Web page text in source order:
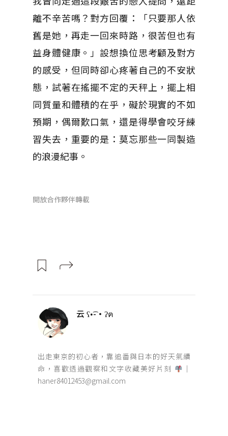
離不辛苦嗎？對方回覆：「只要那人依
舊是她，再走一回來時路，很苦但也有
益身體健康。」設想換位思考顧及對方
的感受，但同時卻心疼著自己的不安狀
態，試著在搖擺不定的天秤上，擺上相
同質量和體積的在乎，礙於現實的不如
預期，偶爾歎口氣，還是得學會咬牙練
習失去，重要的是：莫忘那些一同製造
的浪漫紀事。
開放合作夥伴轉載
云 ʕ•͡-•ʔฅ
出走東京的初心者，靠追番與日本的好天氣續
命，喜歡透過觀察和文字收藏美好片刻
｜
haner84012453@gmail.com